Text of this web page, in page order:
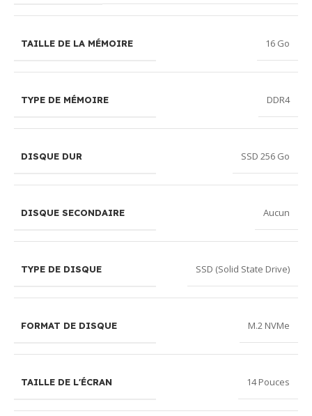
TAILLE DE LA MÉMOIRE 16 Go
TYPE DE MÉMOIRE DDR4
DISQUE DUR SSD 256 Go
DISQUE SECONDAIRE Aucun
TYPE DE DISQUE SSD (Solid State Drive)
FORMAT DE DISQUE M.2 NVMe
TAILLE DE L'ÉCRAN 14 Pouces